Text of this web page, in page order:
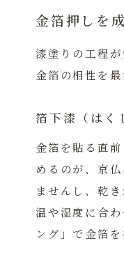
金箔押しを
漆塗りの工程
金箔の相性を
箔下漆（はく
金箔を貼る直
めるのが、京
ませんし、乾
温や湿度に合
ング」 で金箔を